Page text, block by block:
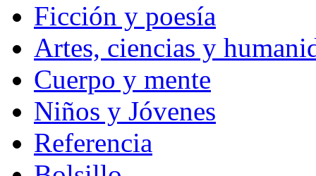
Ficción y poesía
Artes, ciencias y
Cuerpo y mente
Niños y Jóvenes
Referencia